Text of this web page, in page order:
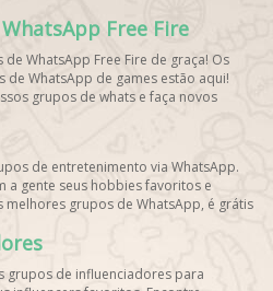
Free Fire
de WhatsApp Free Fire de graça! Os
de WhatsApp de games estão aqui!
grupos de whats e faça novos
de entretenimento via WhatsApp.
a gente seus hobbies favoritos e
melhores grupos de WhatsApp, é grátis
grupos de influenciadores para